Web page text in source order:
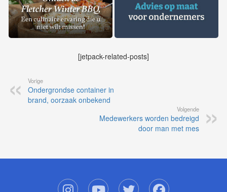
[jetpack-related-posts]
Vorige
Ondergrondse container in
brand, oorzaak onbekend
Volgende
Medewerkers worden bedreigd
door man met mes